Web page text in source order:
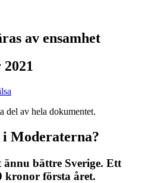
av ensamhet
del av hela dokumentet.
Moderaterna?
bättre Sverige. Ett
kronor första året.